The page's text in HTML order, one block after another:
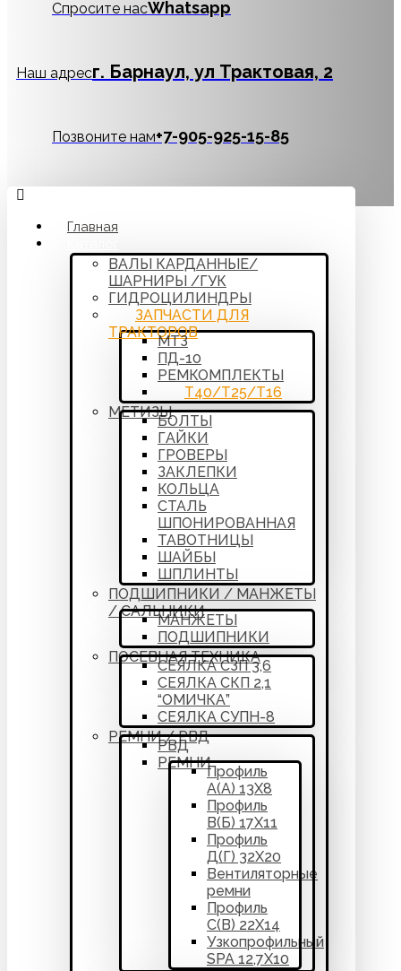
Спросите насWhatsapp
Наш адресг. Барнаул, ул Трактовая, 2
Позвоните нам‪+7-905-925-15-85
Главная
ВАЛЫ КАРДАННЫЕ/
ШАРНИРЫ /ГУК
ГИДРОЦИЛИНДРЫ
ЗАПЧАСТИ ДЛЯ
ТРАКТОРОВ
МТЗ
ПД-10
РЕМКОМПЛЕКТЫ
Т40/Т25/Т16
МЕТИЗЫ
БОЛТЫ
ГАЙКИ
ГРОВЕРЫ
ЗАКЛЕПКИ
КОЛЬЦА
СТАЛЬ
ШПОНИРОВАННАЯ
ТАВОТНИЦЫ
ШАЙБЫ
ШПЛИНТЫ
ПОДШИПНИКИ / МАНЖЕТЫ
/ САЛЬНИКИ
МАНЖЕТЫ
ПОДШИПНИКИ
ПОСЕВНАЯ ТЕХНИКА
СЕЯЛКА СЗП 3,6
СЕЯЛКА СКП 2,1
“ОМИЧКА”
СЕЯЛКА СУПН-8
РЕМНИ / РВД
РВД
РЕМНИ
Профиль
А(А) 13Х8
Профиль
В(Б) 17Х11
Профиль
Д(Г) 32Х20
Вентиляторные
ремни
Профиль
С(В) 22Х14
Узкопрофильный
SPA 12,7Х10